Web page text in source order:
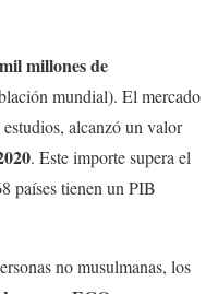
millones de
mundial). El mercado
alcanzó un valor
. Este importe supera el
países tienen un PIB
no musulmanas, los